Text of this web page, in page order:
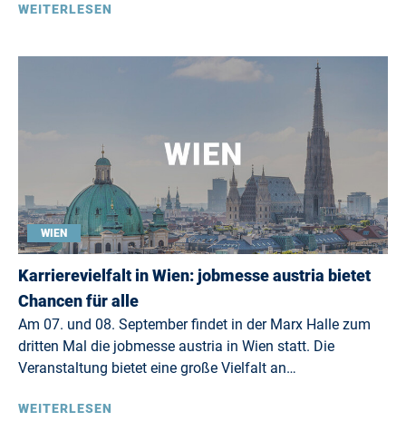
WEITERLESEN
WIEN
Karrierevielfalt in Wien: jobmesse austria bietet
Chancen für alle
Am 07. und 08. September findet in der Marx Halle zum
dritten Mal die jobmesse austria in Wien statt. Die
Veranstaltung bietet eine große Vielfalt an…
WEITERLESEN